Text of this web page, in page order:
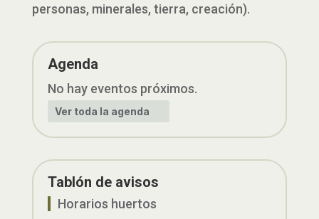
personas, minerales, tierra, creación).
Agenda
No hay eventos próximos.
Ver toda la agenda
Tablón de avisos
Horarios huertos